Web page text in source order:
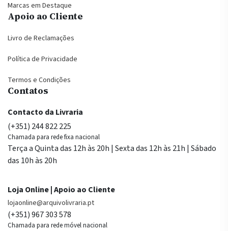
Marcas em Destaque
Apoio ao Cliente
Livro de Reclamações
Política de Privacidade
Termos e Condições
Contatos
Contacto da Livraria
(+351) 244 822 225
Chamada para rede fixa nacional
Terça a Quinta das 12h às 20h | Sexta das 12h às 21h | Sábado
das 10h às 20h
Loja Online | Apoio ao Cliente
lojaonline@arquivolivraria.pt
(+351) 967 303 578
Chamada para rede móvel nacional